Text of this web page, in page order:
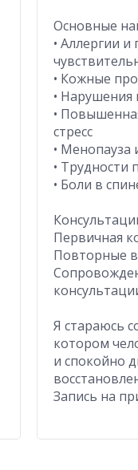
Основные
• Аллергии
• Кожные
•
•
стресс
•
• Трудности
• Боли в
Первичная
Повторные
Я стараюсь
котором
и спокойно
Запись на